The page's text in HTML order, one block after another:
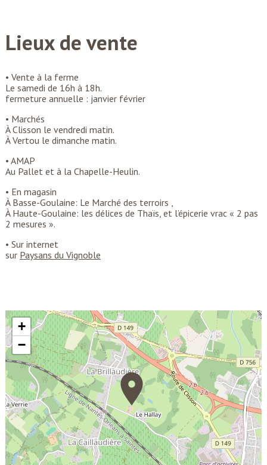
Lieux de vente
• Vente à la ferme
Le samedi de 16h à 18h.
fermeture annuelle : janvier février
• Marchés
À Clisson le vendredi matin.
À Vertou le dimanche matin.
• AMAP
Au Pallet et à la Chapelle-Heulin.
• En magasin
À Basse-Goulaine: Le Marché des terroirs ,
À Haute-Goulaine: les délices de Thaïs, et l’épicerie vrac « 2 pas
2 mesures ».
• Sur internet
sur Paysans du Vignoble